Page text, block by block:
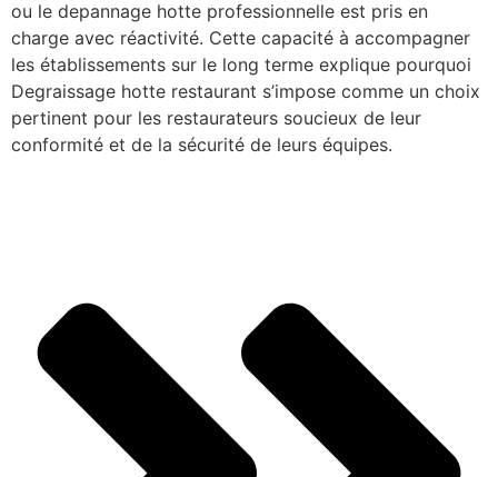
ou le depannage hotte professionnelle est pris en
charge avec réactivité. Cette capacité à accompagner
les établissements sur le long terme explique pourquoi
Degraissage hotte restaurant s’impose comme un choix
pertinent pour les restaurateurs soucieux de leur
conformité et de la sécurité de leurs équipes.